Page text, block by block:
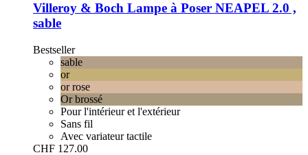
Villeroy & Boch Lampe à Poser NEAPEL 2.0 ,
sable
Bestseller
sable
or
or rose
Or brossé
Pour l'intérieur et l'extérieur
Sans fil
Avec variateur tactile
CHF 127.00